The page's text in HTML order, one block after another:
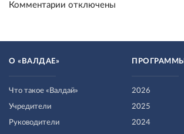
Комментарии отключены
О «ВАЛДАЕ»
Что такое «Валдай»
Учредители
Руководители
ПРОГРАММЫ
2026
2025
2024